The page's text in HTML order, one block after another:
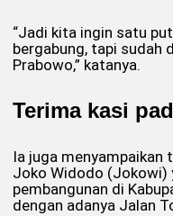
“Jadi kita ingin satu
bergabung, tapi sudah
Prabowo,” katanya.
Terima kasi
Ia juga menyampaikan
Joko Widodo (Jokowi)
pembangunan di
dengan adanya Jalan